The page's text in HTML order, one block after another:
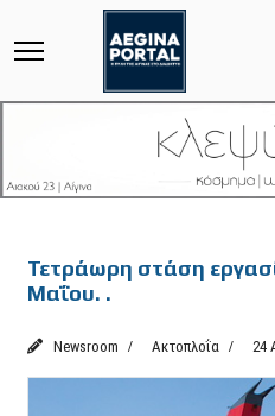
Τετράωρη στάση
Μαΐου. .
Newsroom Ακτοπλοΐα 24